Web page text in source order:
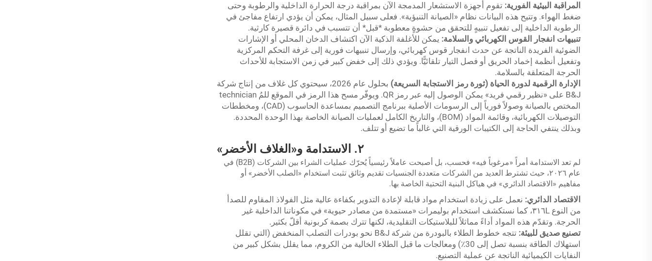
المراقبة البيئية الفورية: تقوم أجهزة الاستشعار المدمجة الآن بمراقبة درجة الحرارة الداخلية والرطوبة وحتى
ضغط الهواء. وتتيح هذه البيانات نظام «الصيانة التنبؤية». فعلى سبيل المثال، يمكن أن يؤدي ارتفاع مفاجئ في
الرطوبة الداخلية إلى تفعيل تنبيهٍ للتحقق من حشوةٍ معطوبة *قبل* أن تتسبب في دائرة قصيرة كارثية.
تنبيهات انفجار القوس الكهربائي والسلامة: يمكن للأغلفة الذكية الآن اكتشاف الدخان المحلي أو الإشارات
الضوئية الفريدة الناتجة عن حدث انفجار قوس كهربائي، وإرسال تنبيهات فورية إلى غرفة التحكم المركزية
وتفعيل أنظمة إخماد الحريق أو فصل التيار تلقائيًّا. ويؤدي ذلك إلى خفض كبير في زمن الاستجابة للأحداث
الحرجة المتعلقة بالسلامة.
الإدارة الرقمية لدورة الحياة (ثورة رمز الاستجابة السريعة)
بحلول عام 2026، سيحتوي كل غلاف من إنتاج شركة
B&J على «نظير رقمي فريد» يمكن الوصول إليه عبر رمز QR. ويوفّر مسح هذا الرمز في الموقع للمُ technician
المختص بالصيانة وصولاً فورياً إلى الرسومات الأصلية ببرنامج التصميم بمساعدة الحاسوب (CAD)، ومخططات
التوصيلات الكهربائية، وقائمة المواد (BOM)، والتاريخ الكامل لعمليات الصيانة الخاصة بهذا الوحدة المحددة.
وبذلك ينتفي الحاجة إلى الكتيبات الورقية التي غالباً ما تضيع أو تتلف.
٢. الاستدامة و«الغلاف الأخضر»
لم تعد الاستدامة أمراً «مرغوباً فيه» فحسب، بل أصبحت عاملاً رئيسياً يُحرّك عمليات الشراء بين الشركات (B2B) في
عام ٢٠٢٦، حيث تشترط العديد من الشركات متعددة الجنسيات تقديم وثائق تثبت استخدام «الصلب الأخضر» أو
مفاهيم «الاقتصاد الدائري» في هياكل البنية التحتية الخاصة بها.
الاقتصاد الدائري: نعمل على زيادة استخدام مواد قابلة لإعادة التدوير بكفاءة عالية مثل الفولاذ المقاوم للصدأ
من النوع ٣١٦L، كما نستكشف استخدام بوليمرات «مستمدة من مصادر حيوية» في مكوناتنا الداخلية غير
الحرجة. وتقدّم هذه المواد أداءً مماثلاً للبلاستيكات التقليدية، لكنها تترك بصمة كربونية أقلّ بكثير.
تصنيع صديق للبيئة:
تتجه خطوط الطلاء بالبودرة من شركة B&J نحو بودرات التصلب المنخفض (التي تقلل
استهلاك الطاقة بنسبة تصل إلى 30٪) ومعالجات ما قبل الطلاء الخالية من الكروم، مما يقلل بشكل كبير من
النفايات الكيميائية الناتجة عن عملية التصنيع.